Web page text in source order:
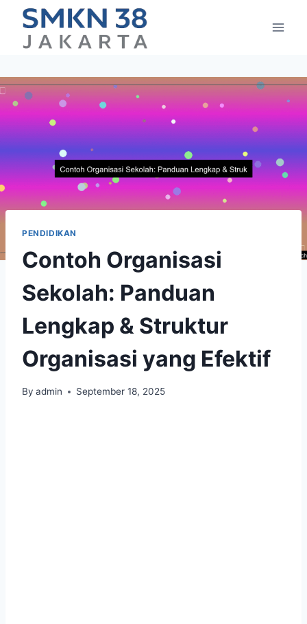
content
PENDIDIKAN
Contoh Organisasi
Sekolah: Panduan
Lengkap & Struktur
Organisasi yang Efektif
By admin September 18, 2025